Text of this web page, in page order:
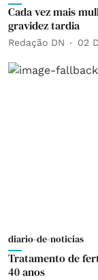
Cada vez mais
gravidez tardia
Redação DN 02
diario-de-noticias
Tratamento de
40 anos